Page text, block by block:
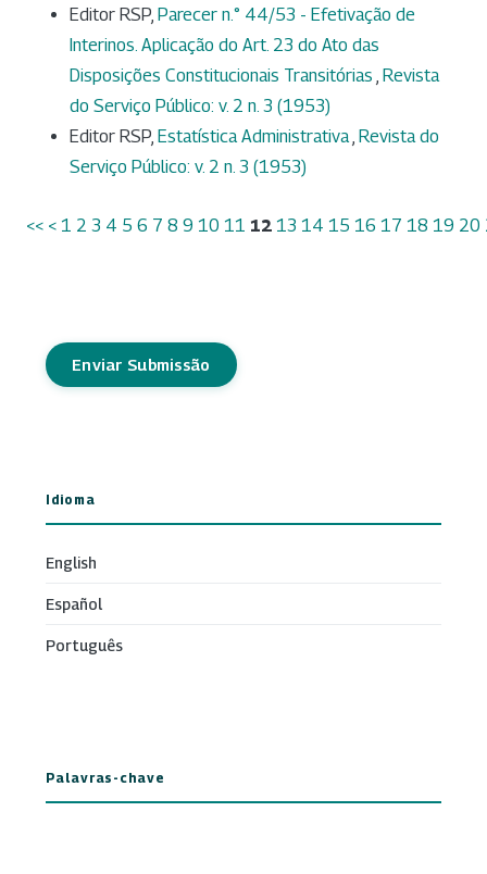
Editor RSP, Parecer n.° 44/53 - Efetivação de
Interinos. Aplicação do Art. 23 do Ato das
Disposições Constitucionais Transitórias , Revista
do Serviço Público: v. 2 n. 3 (1953)
Editor RSP, Estatística Administrativa, Revista do
Serviço Público: v. 2 n. 3 (1953)
<< < 1 2 3 4 5 6 7 8 9 10 11 12 13 14 15 16 17 18 19 20
Enviar Submissão
Idioma
English
Español
Português
Palavras-chave